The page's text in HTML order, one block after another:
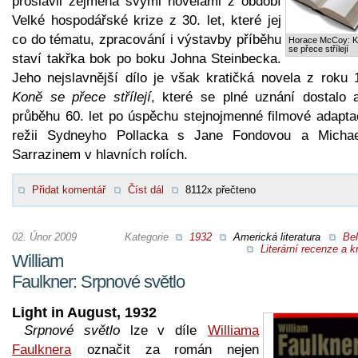
Horace McCoy:
se přece střílejí
Velké hospodářské krize z 30. let, které jej
co do tématu, zpracování i výstavby příběhu
staví takřka bok po boku Johna Steinbecka.
Jeho nejslavnější dílo je však kratičká novela z roku
Koně se přece střílejí, které se plné uznání dostalo
průběhu 60. let po úspěchu stejnojmenné filmové
režii Sydneyho Pollacka s Jane Fondovou a
Sarrazinem v hlavních rolích.
Přidat komentář Číst dál 8112x přečteno
Kategorie 1932 Americká literatura
Literární recenze a
02. Únor 2009
William
Faulkner: Srpnové světlo
Light in August, 1932
Srpnové světlolze v díle Williama
Faulknera označit za román nejen